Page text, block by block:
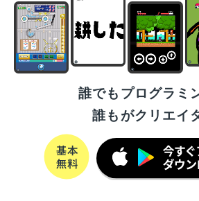
誰でもプログラミ
誰もがクリエイ